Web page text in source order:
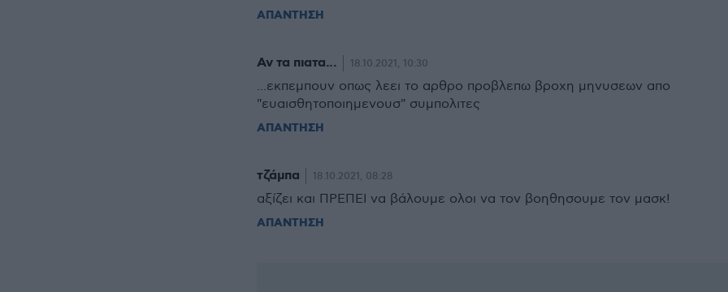
ΑΠΑΝΤΗΣΗ
Αν τα πιατα... 18.10.2021, 10:30
...εκπεμπουν οπως λεει το αρθρο προβλεπω βροχη μηνυσεων απο
"ευαισθητοποιημενουσ" συμπολιτες
ΑΠΑΝΤΗΣΗ
τζάμπα 18.10.2021, 08:28
αξίζει και ΠΡΕΠΕΙ να βάλουμε ολοι να τον βοηθησουμε τον μασκ!
ΑΠΑΝΤΗΣΗ